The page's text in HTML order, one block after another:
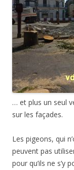
… et plus un seul
sur les façades.
Les pigeons, qui
peuvent pas
pour qu’ils ne s’y